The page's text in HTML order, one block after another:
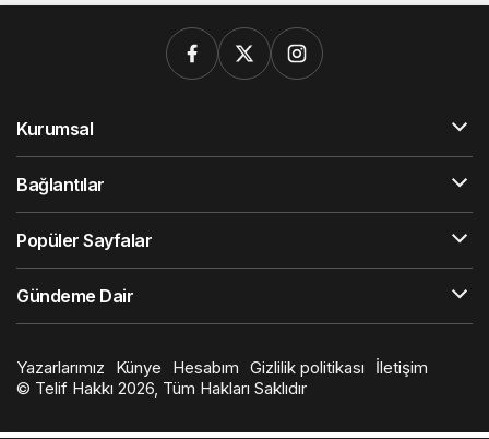
Kurumsal
Bağlantılar
Popüler Sayfalar
Gündeme Dair
Yazarlarımız Künye Hesabım Gizlilik politikası
İletişim
© Telif Hakkı 2026, Tüm Hakları Saklıdır